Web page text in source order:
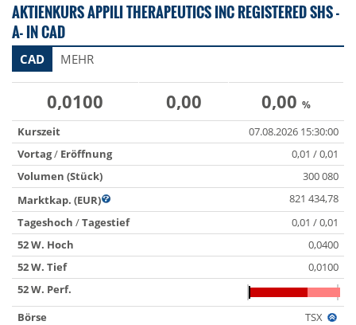
AKTIENKURS APPILI THERAPEUTICS INC REGISTERED SHS -
A- IN CAD
CAD MEHR
0,0100 0,00 0,00 %
Kurszeit
07.08.2026 15:30:00
Vortag/ Eröffnung
0,01 / 0,01
Volumen (Stück)
300 080
Marktkap. (EUR)
821 434,78
Tageshoch /Tagestief
0,01 / 0,01
52 W. Hoch
0,0400
52 W. Tief
0,0100
52 W. Perf.
Börse
TSX